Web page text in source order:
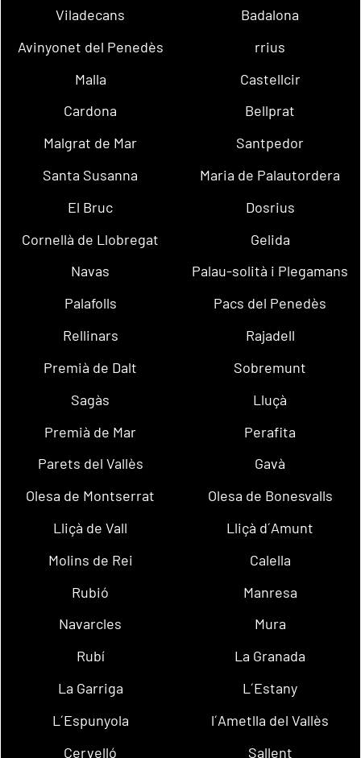
Viladecans
Badalona
Avinyonet del Penedès
rrius
Malla
Castellcir
Cardona
Bellprat
Malgrat de Mar
Santpedor
Santa Susanna
Maria de Palautordera
El Bruc
Dosrius
Cornellà de Llobregat
Gelida
Navas
Palau-solità i Plegamans
Palafolls
Pacs del Penedès
Rellinars
Rajadell
Premià de Dalt
Sobremunt
Sagàs
Lluçà
Premià de Mar
Perafita
Parets del Vallès
Gavà
Olesa de Montserrat
Olesa de Bonesvalls
Lliçà de Vall
Lliçà d´Amunt
Molins de Rei
Calella
Rubió
Manresa
Navarcles
Mura
Rubí
La Granada
La Garriga
L´Estany
L´Espunyola
l´Ametlla del Vallès
Cervelló
Sallent